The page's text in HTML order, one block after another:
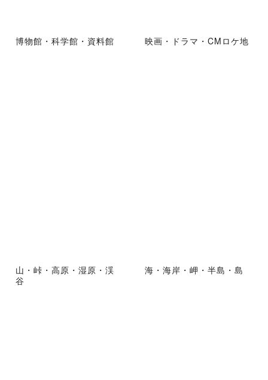
博物館・科学館・資料館 映画・ドラマ・CMロケ地
山・峠・高原・湿原・渓
谷
海・海岸・岬・半島・島